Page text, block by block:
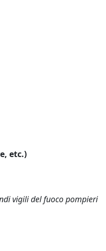
etc.)
vigili del fuoco pompieri